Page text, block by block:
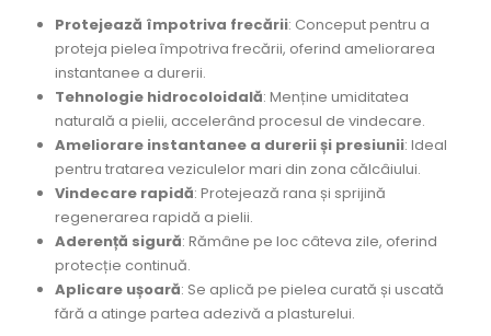
Protejează împotriva frecării: Conceput pentru a
proteja pielea împotriva frecării, oferind ameliorarea
instantanee a durerii.
Tehnologie hidrocoloidală: Menține umiditatea
naturală a pielii, accelerând procesul de vindecare.
Ameliorare instantanee a durerii și presiunii: Ideal
pentru tratarea veziculelor mari din zona călcâiului.
Vindecare rapidă: Protejează rana și sprijină
regenerarea rapidă a pielii.
Aderență sigură: Rămâne pe loc câteva zile, oferind
protecție continuă.
Aplicare ușoară: Se aplică pe pielea curată și uscată
fără a atinge partea adezivă a plasturelui.